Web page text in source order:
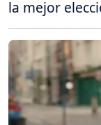
la mejor